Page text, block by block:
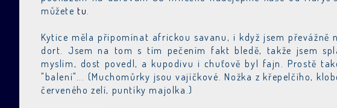
můžetetu
Kytice měla připomínat africkou savanu, i když jsem převážně
dort. Jsem na tom s tím pečením fakt bledě, takže jsem
myslím, dost povedl, a kupodivu i chuťově byl fajn. Prostě
"balení"... (Muchomůrky jsou vajíčkové. Nožka z křepelčího,
červeného zelí, puntíky majolka.)